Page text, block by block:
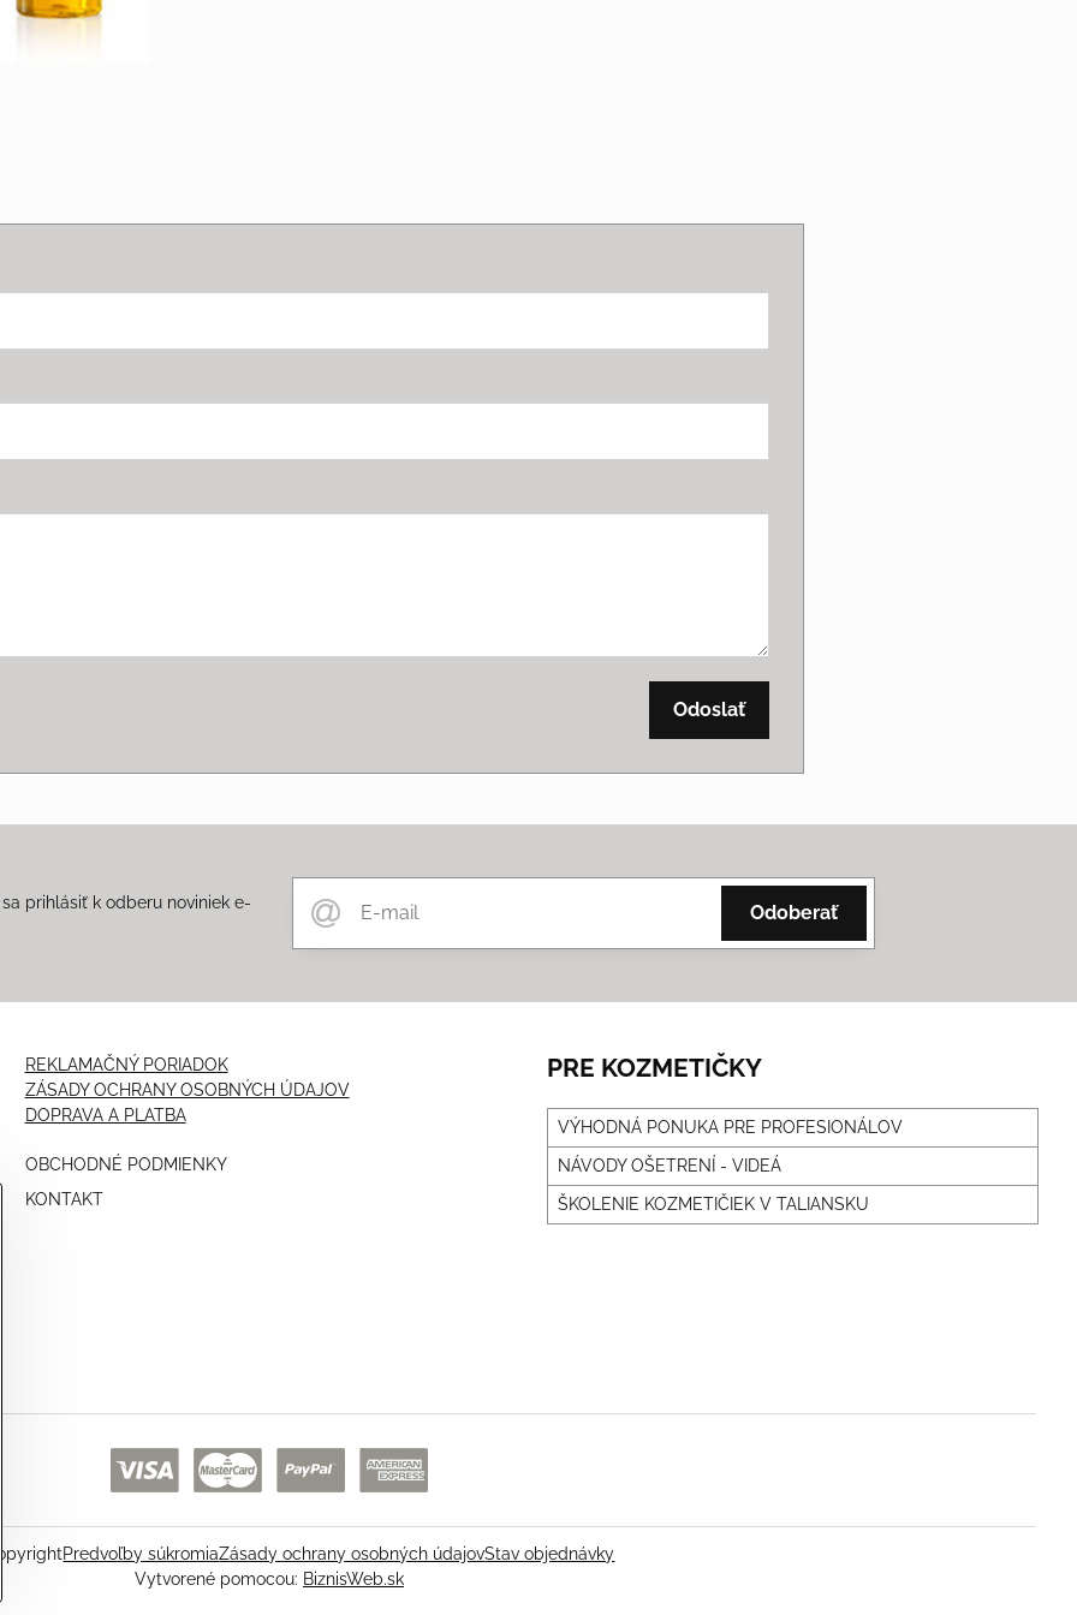
Odoslať
Odoberať
prihlásiť k odberu noviniek e-
REKLAMAČNÝ PORIADOK
ZÁSADY OCHRANY OSOBNÝCH ÚDAJOV
DOPRAVA A PLATBA
OBCHODNÉ PODMIENKY
KONTAKT
PRE KOZMETIČKY
VÝHODNÁ PONUKA PRE PROFESIONÁLOV
NÁVODY OŠETRENÍ - VIDEÁ
ŠKOLENIE KOZMETIČIEK V TALIANSKU
Predvoľby súkromiaZásady ochrany osobných údajovStav objednávky
Vytvorené pomocou: BiznisWeb.sk